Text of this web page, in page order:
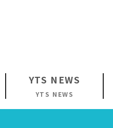
YTS NEWS
YTS NEWS